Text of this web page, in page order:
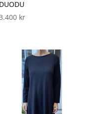
DUODU
kr